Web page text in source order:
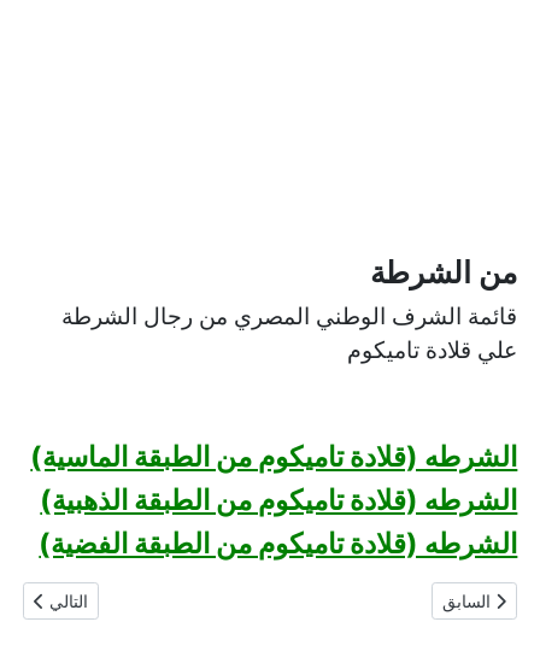
من الشرطة
قائمة الشرف الوطني المصري من رجال الشرطة
علي قلادة تاميكوم
الشرطه (قلادة تاميكوم من الطبقة الماسية)
الشرطه (قلادة تاميكوم من الطبقة الذهبية)
الشرطه (قلادة تاميكوم من الطبقة الفضية)
المقال السابق: من الرموز
السابق المقال
التالي